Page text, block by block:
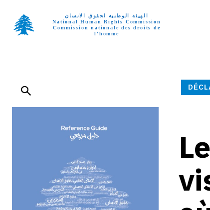
الهيئة الوطنية لحقوق الانسان
National Human Rights Commission
Commission nationale des droits de
l'homme